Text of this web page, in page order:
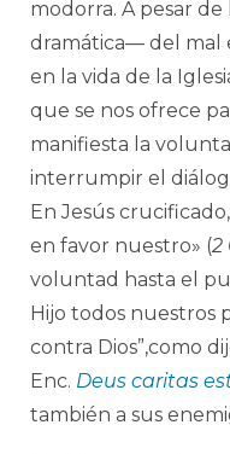
modorra. A pesar
dramática— del mal
en la vida de la
que se nos ofrece
manifiesta la
interrumpir el
En Jesús
en favor nuestro» (2
voluntad hasta el
Hijo todos nuestros
contra Dios”,como
Enc. Deus caritas
también a sus